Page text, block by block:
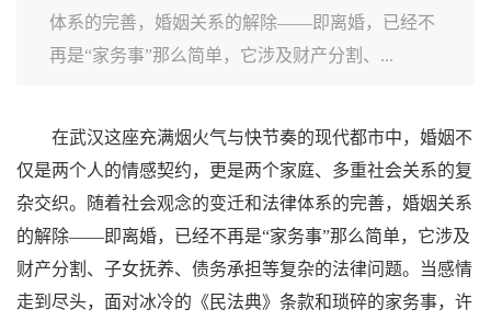
体系的完善，婚姻关系的解除——即离婚，已经不
再是“家务事”那么简单，它涉及财产分割、...
在武汉这座充满烟火气与快节奏的现代都市中，婚姻不
仅是两个人的情感契约，更是两个家庭、多重社会关系的复
杂交织。随着社会观念的变迁和法律体系的完善，婚姻关系
的解除——即离婚，已经不再是“家务事”那么简单，它涉及
财产分割、子女抚养、债务承担等复杂的法律问题。当感情
走到尽头，面对冰冷的《民法典》条款和琐碎的家务事，许